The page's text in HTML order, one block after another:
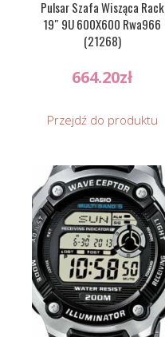
Pulsar Szafa Wisząca Rack
19″ 9U 600X600 Rwa966
(21268)
664.20zł
Przejdź do produktu